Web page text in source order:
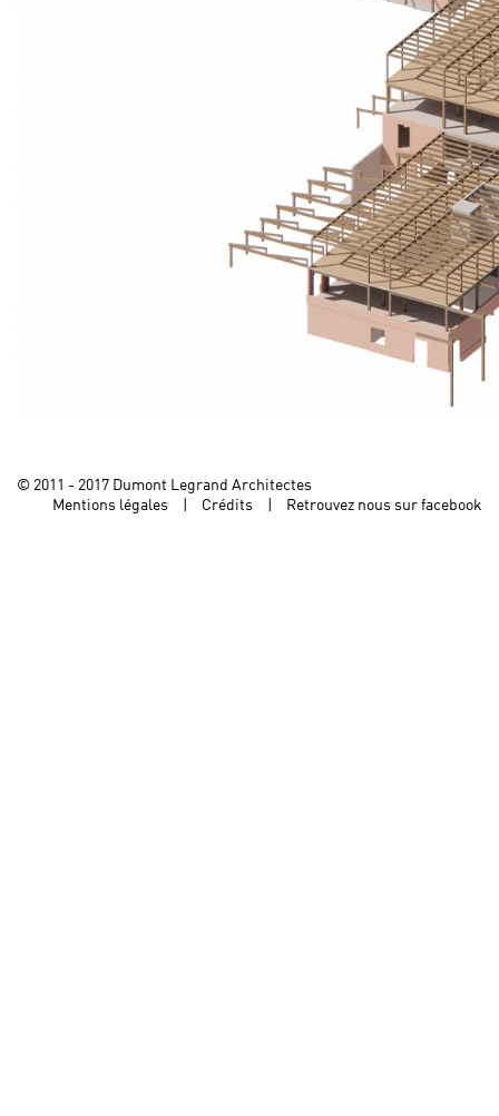
© 2011 - 2017 Dumont Legrand Architectes
Mentions légales
Crédits Retrouvez nous sur facebook